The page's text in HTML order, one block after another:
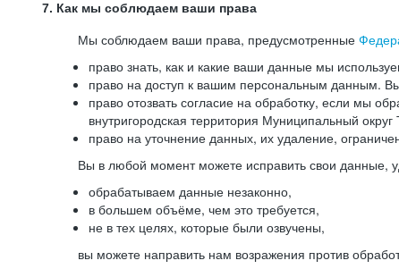
7. Как мы соблюдаем ваши права
Мы соблюдаем ваши права, предусмотренные
право знать, как и какие ваши данные мы
право на доступ к вашим персональным данным.
право отозвать согласие на обработку, если мы
внутригородская территория Муниципальный
право на уточнение данных, их удаление,
Вы в любой момент можете исправить свои данные,
обрабатываем данные незаконно,
в большем объёме, чем это требуется,
не в тех целях, которые были озвучены,
вы можете направить нам возражения против